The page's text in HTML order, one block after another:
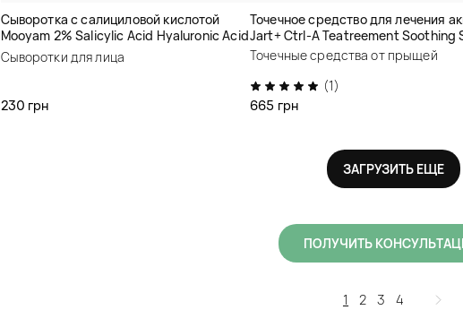
Сыворотка с салициловой кислотой
Mooyam 2% Salicylic Acid Hyaluronic Acid
Solution
Сыворотки для лица
230 грн
Точечное средство для лечения
Jart+ Ctrl-A Teatreement Soothing
Точечные средства от прыщей
(1)
665 грн
ЗАГРУЗИТЬ ЕЩЕ
ПОЛУЧИТЬ
1 2 3 4